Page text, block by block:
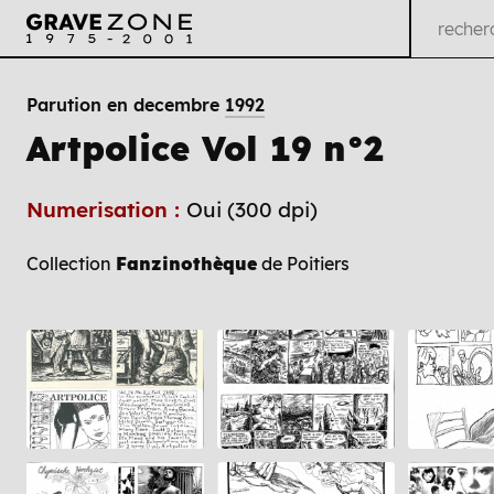
Parution en decembre 1992
Artpolice Vol 19 n°2
Numerisation : Oui (300 dpi)
Collection Fanzinothèque de Poitiers